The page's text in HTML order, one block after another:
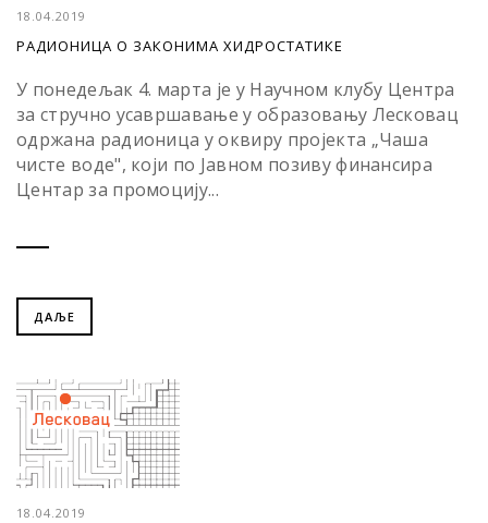
18.04.2019
РАДИОНИЦА О ЗАКОНИМА ХИДРОСТАТИКЕ
У понедељак 4. марта је у Научном клубу Центра
за стручно усавршавање у образовању Лесковац
одржана радионица у оквиру пројекта „Чаша
чисте воде", који по Јавном позиву финансира
Центар за промоцију...
ДАЉЕ
18.04.2019